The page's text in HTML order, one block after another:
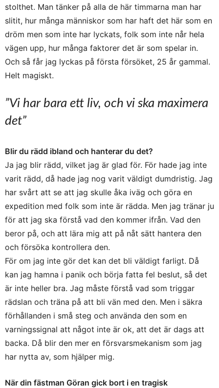
stolthet. Man tänker på alla de här timmarna man har
slitit, hur många människor som har haft det här som en
dröm men som inte har lyckats, folk som inte når hela
vägen upp, hur många faktorer det är som spelar in.
Och så får jag lyckas på första försöket, 25 år gammal.
Helt magiskt.
”Vi har bara ett liv, och vi ska maximera
det”
Blir du rädd ibland och hanterar du det?
Ja jag blir rädd, vilket jag är glad för. För hade jag inte
varit rädd, då hade jag nog varit väldigt dumdristig. Jag
har svårt att se att jag skulle åka iväg och göra en
expedition med folk som inte är rädda. Men jag tränar ju
för att jag ska förstå vad den kommer ifrån. Vad den
beror på, och att lära mig att på nåt sätt hantera den
och försöka kontrollera den.
För om jag inte gör det kan det bli väldigt farligt. Då
kan jag hamna i panik och börja fatta fel beslut, så det
är inte heller bra. Jag måste förstå vad som triggar
rädslan och träna på att bli vän med den. Men i säkra
förhållanden i små steg och använda den som en
varningssignal att något inte är ok, att det är dags att
backa. Då blir den mer en försvarsmekanism som jag
har nytta av, som hjälper mig.
När din fästman Göran gick bort i en tragisk